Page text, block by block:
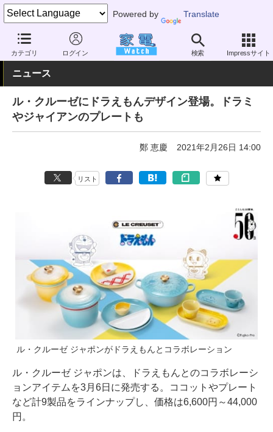
Powered by Translate
カテゴリ ログイン 検索 Impressサイト
家電 Watch その他・家電 雑貨 キッチン雑貨
ニュース
ル・クルーゼにドラえもんデザイン登場。ドラミ
やジャイアンのプレートも
鄭 恵慶 2021年2月26日 14:00
リスト
ル・クルーゼ ジャポンがドラえもんとコラボレーション
ル・クルーゼ ジャポンは、ドラえもんとのコラボレーシ
ョンアイテムを3月6日に発売する。ココットやプレート
など計9製品をラインナップし、価格は6,600円～44,000
円。